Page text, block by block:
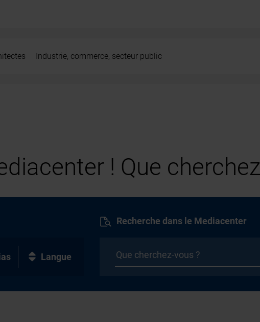
Industrie, commerce, secteur public
! Que
Recherche dans le Mediacenter
Langue